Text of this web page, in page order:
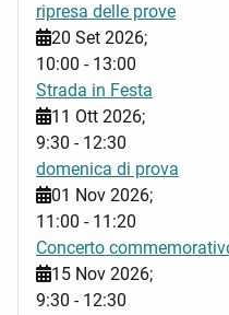
ripresa delle prove
20 Set 2026;
10:00 - 13:00
Strada in Festa
11 Ott 2026;
9:30 - 12:30
domenica di prova
01 Nov 2026;
11:00 - 11:20
Concerto
15 Nov 2026;
9:30 - 12:30